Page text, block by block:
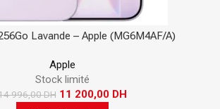
Lavande – Apple (MG6M4AF/A)
Apple
Stock limité
996,00DH 11 200,00 DH